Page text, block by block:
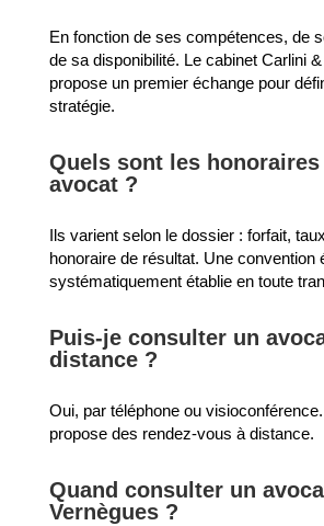
En fonction de ses compétences, de
de sa disponibilité. Le cabinet Carlini
propose un premier échange pour
stratégie.
Quels sont les honoraires
avocat ?
Ils varient selon le dossier : forfait,
honoraire de résultat. Une convention
systématiquement établie en toute
Puis-je consulter un
distance ?
Oui, par téléphone ou
propose des rendez-vous à distance.
Quand consulter un
Vernègues ?